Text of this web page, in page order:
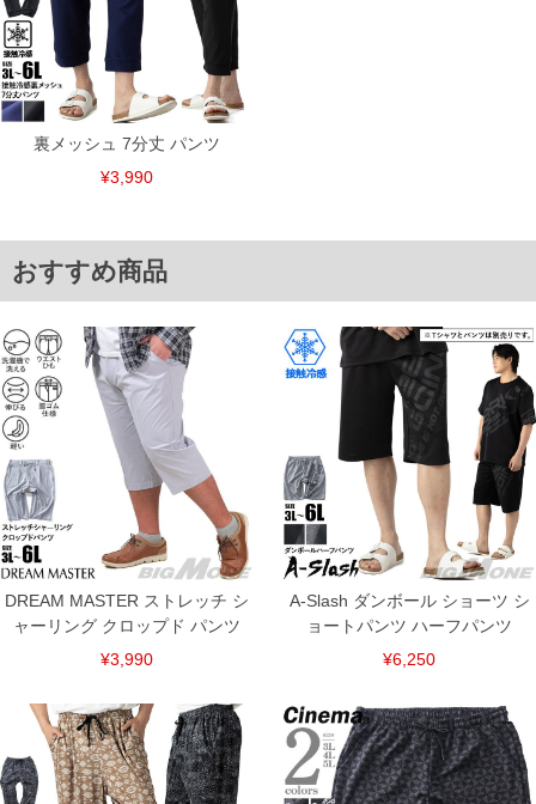
上の品が対象。1本5,999円以下の商品は有料（500円+税）となります。）
出荷まで約1週間～20日間程お時間を頂く場合がございます。
尚、裾上げした商品は返品・交換不可となりますので、予めご了承下さい。
一部、お直しに対応出来ない商品がございます。(例：裾にファスナーや調節ひもが付
いている、極端なデザインが施されている等)
※商品によって若干のサイズの誤差がございます。また、お客様がご使用の環境（コ
ンピュータ画面）によって、商品の色味が若干異なる場合がございます。予めご了承
※当店での掲載商品は、実店鋪と在庫を共用しておりますので店頭での売り違い、店
ITEM INTRODUCTION
裏メッシュ 7分丈 パンツ
¥3,990
おすすめ商品
DREAM MASTER ストレッチ シ
ャーリング クロップド パンツ
¥3,990
A-Slash ダンボール ショーツ シ
ョートパンツ ハーフパンツ
¥6,250